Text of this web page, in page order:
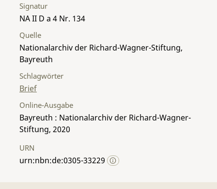
Signatur
NA II D a 4 Nr. 134
Quelle
Nationalarchiv der Richard-Wagner-Stiftung,
Bayreuth
Schlagwörter
Brief
Online-Ausgabe
Bayreuth : Nationalarchiv der Richard-Wagner-
Stiftung, 2020
URN
urn:nbn:de:0305-33229